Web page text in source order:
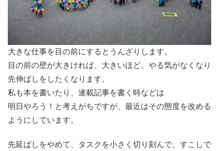
大きな仕事を目の前にするとうんざりします。
目の前の壁が大きければ、大きいほど、やる気がなくなり
先伸ばしをしたくなります。
私も本を書いたり、連載記事を書く時などは
明日やろう！と考えがちですが、最近はその態度を改める
ようにしています。
先延ばしをやめて、タスクを小さく切り刻んで、すこしで